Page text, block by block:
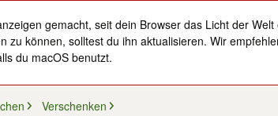
gemacht, seit dein Browser das Licht der
zu können, solltest du ihn aktualisieren. Wir
du macOS benutzt.
Verschenken